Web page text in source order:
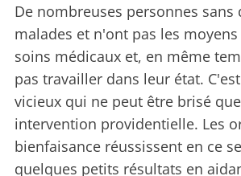
De nombreuses personnes
malades et n'ont pas les
soins médicaux et, en même
pas travailler dans leur état.
vicieux qui ne peut être brisé
intervention providentielle. Les
bienfaisance réussissent en ce
quelques petits résultats en